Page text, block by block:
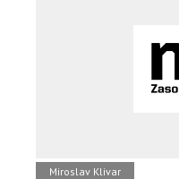
Miroslav Klivar